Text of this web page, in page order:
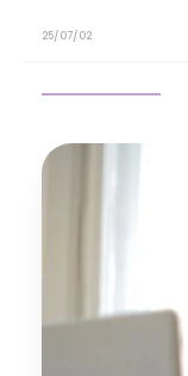
25/07/02